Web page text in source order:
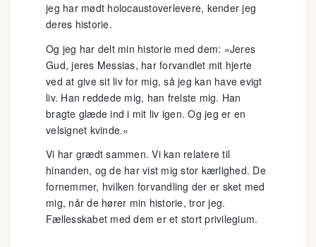
jeg har mødt holocaustoverlevere, kender jeg
deres historie.
Og jeg har delt min historie med dem: »Jeres
Gud, jeres Messias, har forvandlet mit hjerte
ved at give sit liv for mig, så jeg kan have evigt
liv. Han reddede mig, han frelste mig. Han
bragte glæde ind i mit liv igen. Og jeg er en
velsignet kvinde.«
Vi har grædt sammen. Vi kan relatere til
hinanden, og de har vist mig stor kærlighed. De
fornemmer, hvilken forvandling der er sket med
mig, når de hører min historie, tror jeg.
Fællesskabet med dem er et stort privilegium.